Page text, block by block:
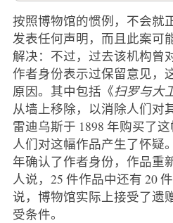
按照博物馆的惯例，不会就
发表任何声明，而且此案可
解决：不过，过去该机构曾
作者身份表示过保留意见，
原因。其中包括《扫罗与大
从墙上移除，以消除人们对
雷迪乌斯于 1898 年购买了
人们对这幅作品产生了怀疑
年确认了作者身份，作品重
人说，25 件作品中还有 20
说，博物馆实际上接受了遗
受条件。